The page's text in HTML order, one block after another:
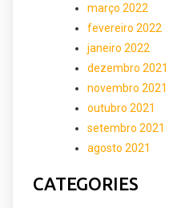
março 2022
fevereiro 2022
janeiro 2022
dezembro 2021
novembro 2021
outubro 2021
setembro 2021
agosto 2021
CATEGORIES